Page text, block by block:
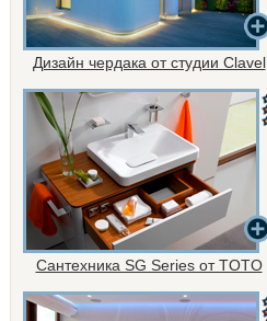
Дизайн чердака от студии Clavel
Сантехника SG Series от TOTO